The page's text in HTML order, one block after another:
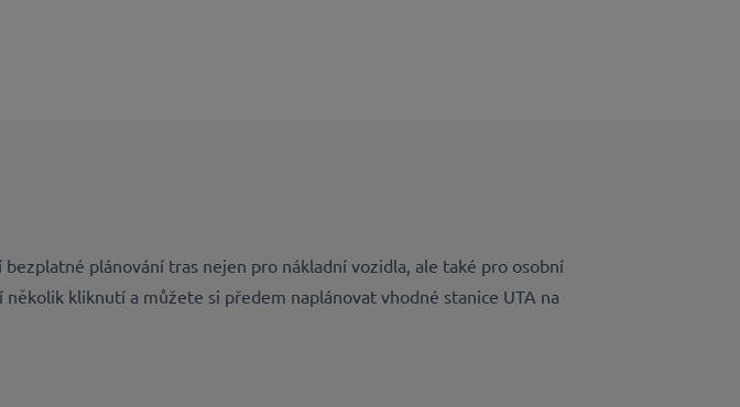
plánování tras nejen pro nákladní vozidla, ale také pro osobní
kliknutí a můžete si předem naplánovat vhodné stanice UTA na